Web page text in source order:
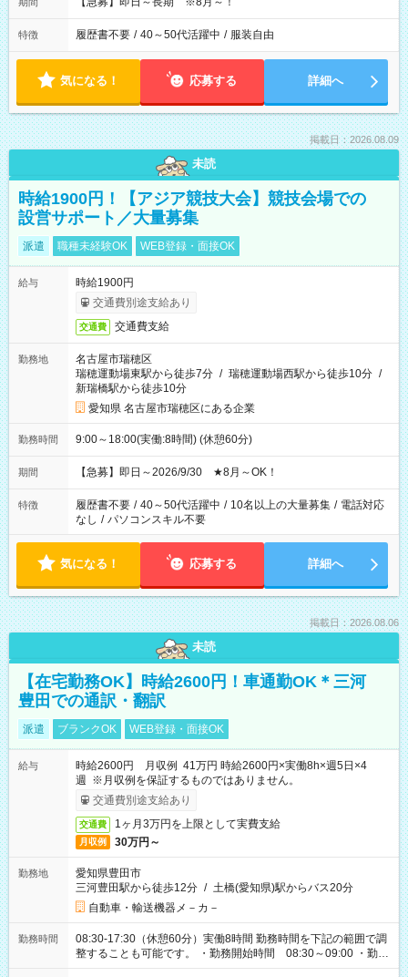
特徴 履歴書不要 / 40～50代活躍中 / 服装自由
気になる！ 応募する 詳細へ
掲載日：2026.08.09
未読
時給1900円！【アジア競技大会】競技会場での
設営サポート／大量募集
派遣 職種未経験OK WEB登録・面接OK
給与
時給1900円
交通費別途支給あり
交通費 交通費支給
勤務地
名古屋市瑞穂区
瑞穂運動場東駅から徒歩7分 / 瑞穂運動場西駅から徒歩10分 /
新瑞橋駅から徒歩10分
愛知県 名古屋市瑞穂区にある企業
勤務時間 9:00～18:00(実働:8時間) (休憩60分)
期間 【急募】即日～2026/9/30 ★8月～OK！
特徴 履歴書不要 / 40～50代活躍中 / 10名以上の大量募集 / 電話対応
なし / パソコンスキル不要
気になる！ 応募する 詳細へ
掲載日：2026.08.06
未読
【在宅勤務OK】時給2600円！車通勤OK＊三河
豊田での通訳・翻訳
派遣 ブランクOK WEB登録・面接OK
給与
時給2600円 月収例 41万円 時給2600円×実働8h×週5日×4
週 ※月収例を保証するものではありません。
交通費別途支給あり
交通費 1ヶ月3万円を上限として実費支給
月収例 30万円～
勤務地
愛知県豊田市
三河豊田駅から徒歩12分 / 土橋(愛知県)駅からバス20分
自動車・輸送機器メ－カ－
勤務時間
08:30-17:30（休憩60分）実働8時間 勤務時間を下記の範囲で調
整することも可能です。 ・勤務開始時間 08:30～09:00 ・勤務
終了時間 17:30～18:00